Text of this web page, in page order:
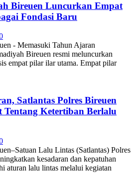
Bireuen Luncurkan Empat
Fondasi Baru
- Memasuki Tahun Ajaran
Bireuen resmi meluncurkan
empat pilar ilar utama. Empat pilar
Satlantas Polres Bireuen
Ketertiban Berlalu
Lalu Lintas (Satlantas) Polres
kesadaran dan kepatuhan
aturan lalu lintas melalui kegiatan